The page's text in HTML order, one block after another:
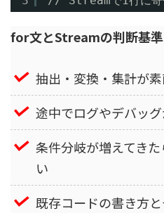
for文とStreamの判断基準
抽出・変換・集計が
途中でログやデバッ
条件分岐が増えてき
い
既存コードの書き方